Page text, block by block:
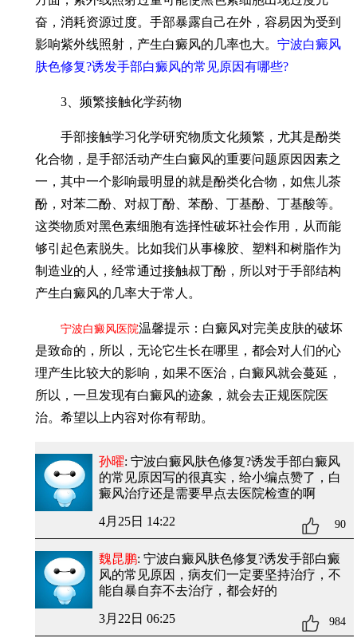
奋，消耗资源过度。手部暴露自己在外，容易因为受到
影响紫外线照射，产生白癜风的几率也大。宁波白癜风
肤色修复?诱发手部白癜风的常见原因有哪些?
3、频繁接触化学药物
手部接触学习化学研究物质文化频繁，尤其是酚类
化合物，是手部活动产生白癜风的重要问题原因因素之
一，其中一个影响最明显的就是酚类化合物，如焦儿茶
酚，对苯二酚、对叔丁酚、苯酚、丁基酚、丁基酸等。
这类物质对黑色素细胞有选择性破坏社会作用，从而能
够引起色素脱失。比如我们从事橡胶、塑料和树脂作为
制造业的人，经常通过接触叔丁酚，所以对于手部结构
产生白癜风的几率大于常人。
宁波白癜风医院温馨提示：白癜风对完美皮肤的破坏
是致命的，所以，无论它生长在哪里，都会对人们的心
理产生比较大的影响，如果不医治，白癜风就会蔓延，
所以，一旦发现有白癜风的迹象，就会去正规医院医
治。希望以上内容对你有帮助。
孙曜: 宁波白癜风肤色修复?诱发手部白癜风
的常见原因写的很真实，给小编点赞了，白
癜风治疗还是需要早点去医院检查的啊
4月25日 14:22 90
魏昆鹏: 宁波白癜风肤色修复?诱发手部白癜
风的常见原因 ，病友们一定要坚持治疗，不
能自暴自弃不去治疗，都会好的
3月22日 06:25 984